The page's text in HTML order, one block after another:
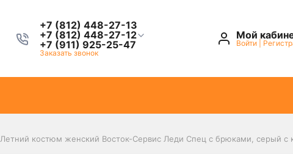
+7 (812) 448-27-13
+7 (812) 448-27-12
+7 (911) 925-25-47
Заказать звонок
Мой
Войти
Летний костюм женский Восток-Сервис Леди Спец с брюками, серый с